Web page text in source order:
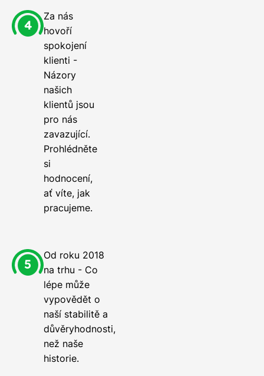
Za nás
hovoří
spokojení
klienti -
Názory
našich
klientů jsou
pro nás
zavazující.
Prohlédněte
si
hodnocení,
ať víte, jak
pracujeme.
Od roku 2018
na trhu - Co
lépe může
vypovědět o
naší stabilitě a
důvěryhodnosti,
než naše
historie.